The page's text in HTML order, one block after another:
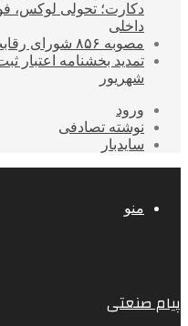
دکارت؛ تحولی لوکس،
داخلی
مصوبه ۸۵۶ شورای رقابت؛ این جاده یک‌طرفه است
شهریور
ورود
نوشته تصادفی
سایدبار
منو
پیام صنعتی